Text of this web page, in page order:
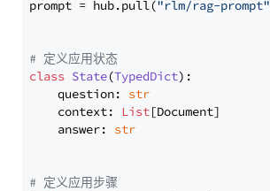
prompt = hub.pull("rlm/rag-prompt"
# 定义应用状态
class State(TypedDict):
    question:
str
    context:
List[Document]
    answer:
str
# 定义应用步骤